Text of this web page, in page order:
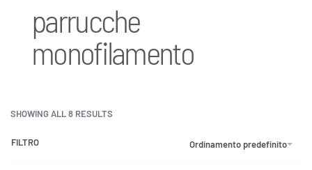
parrucche
monofilamento
SHOWING ALL 8 RESULTS
Ordinamento predefinito
FILTRO